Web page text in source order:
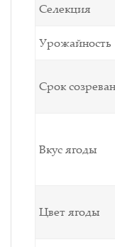
Селекция
Урожайность
Срок
Вкус ягоды
Цвет ягоды